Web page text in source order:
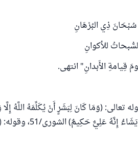
ذِي البُرْهَانِ
للأكوانِ
الأَبدانِ" انتهى.
(وَمَا كَانَ لِبَشَرٍ أَنْ يُكَلِّمَهُ اللَّهُ
وَرَاءِ حِجَابٍ أَوْ يُرْسِلَ رَسُولًا فَيُوحِيَ